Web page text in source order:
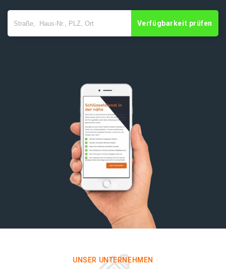
Verfügbarkeit prüfen
UNSER UNTERNEHMEN